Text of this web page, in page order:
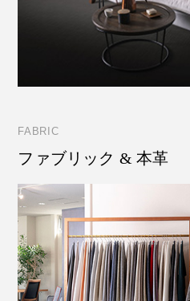
FABRIC
ファブリック & 本革